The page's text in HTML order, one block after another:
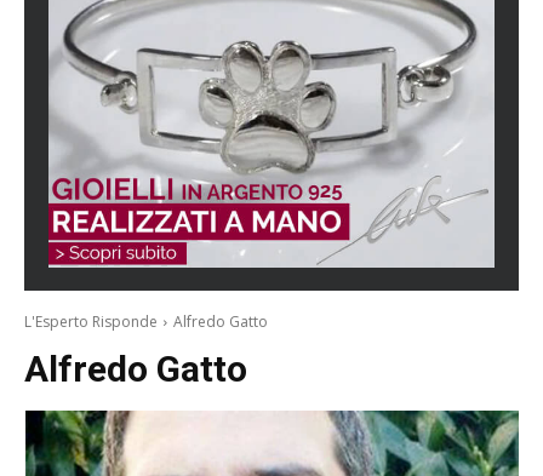
L'Esperto Risponde Alfredo Gatto
Alfredo Gatto